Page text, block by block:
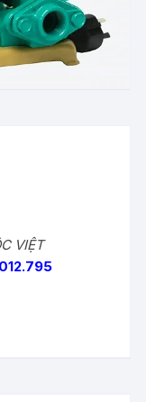
VIỆT